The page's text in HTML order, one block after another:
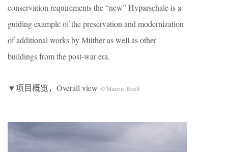
conservation requirements the “new” Hyparschale is a
guiding example of the preservation and modernization
of additional works by Müther as well as other
buildings from the post-war era.
▼项目概览，Overall view © Marcus Bredt